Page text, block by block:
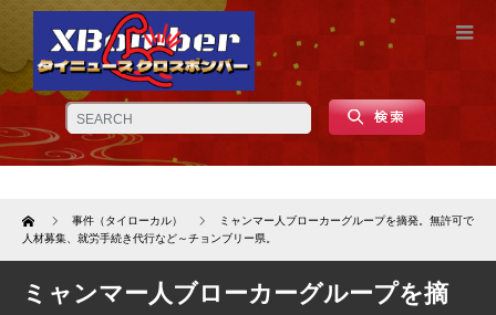
Home 事件（タイローカル）
ミャンマー人ブローカーグループを摘発。無許可で
人材募集、就労手続き代行など～チョンブリー県。
ミャンマー人ブローカーグループを摘